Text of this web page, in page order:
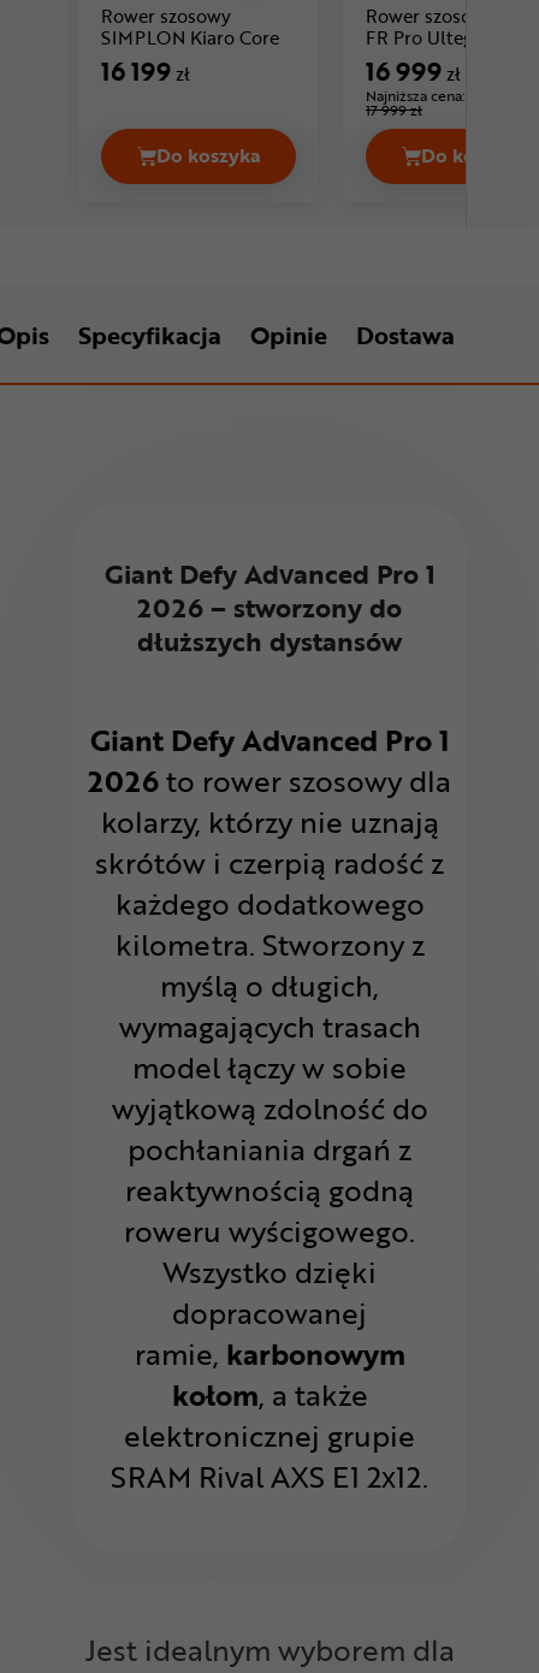
Rower szosowy
SIMPLON Kiaro CoreCena: 16 199 zł
16 199zł
Do koszyka
Rower szosowy SIMPLON Kiaro
Rower szosowy
FR Pro Ultegra Di2
16 999zł
Najniższa cena:
17 999 zł
Do koszyka
Rower
Specyfikacja Opinie Dostawa
Giant Defy Advanced Pro 1
2026 – stworzony do
dłuższych dystansów
Giant Defy Advanced Pro 1
2026to rower szosowy dla
kolarzy, którzy nie uznają
skrótów i czerpią radość z
każdego dodatkowego
kilometra. Stworzony z
myślą o długich,
wymagających trasach
model łączy w sobie
wyjątkową zdolność do
pochłaniania drgań z
reaktywnością godną
roweru wyścigowego.
Wszystko dzięki
dopracowanej
ramie, karbonowym
kołom, a także
elektronicznej grupie
SRAM Rival AXS E1 2x12.
Jest idealnym wyborem dla